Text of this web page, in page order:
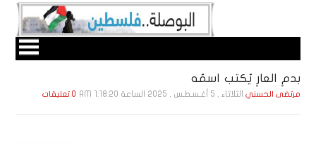
بدمِ العارِ يُكتب اسمُه
مرتضى الحسني الثلاثاء , 5 أغـسـطـس , 2025 الساعة 1:18:20 AM 0 تعليقات